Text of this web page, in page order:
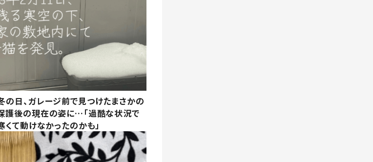
の日、ガレージ前で見つけたまさかの
護後の現在の姿に…「過酷な状況で
くて動けなかったのかも」